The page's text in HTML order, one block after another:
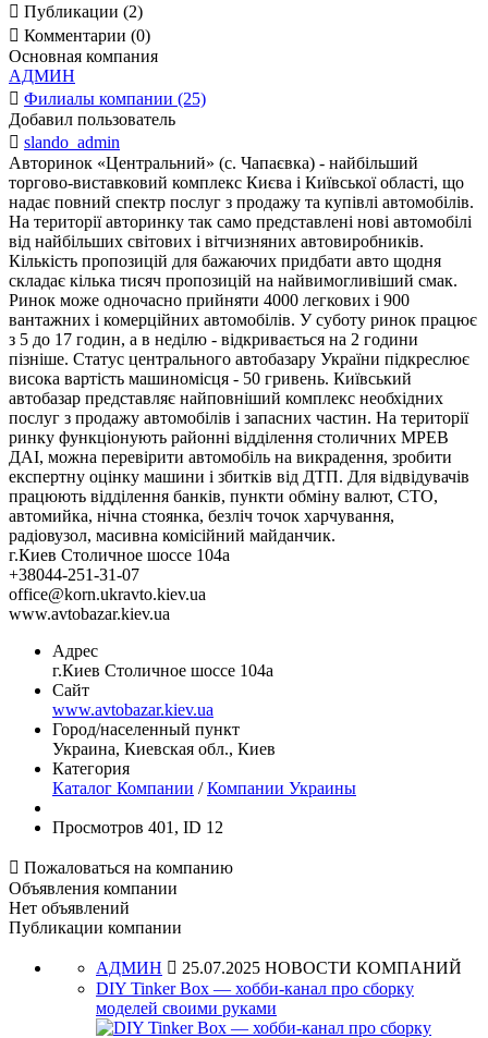
 Публикации (2)
 Комментарии (0)
Основная компания
АДМИН
 Филиалы компании (25)
Добавил пользователь
 slando_admin
Авторинок «Центральний» (с. Чапаєвка) - найбільший
торгово-виставковий комплекс Києва і Київської області, що
надає повний спектр послуг з продажу та купівлі автомобілів.
На території авторинку так само представлені нові автомобілі
від найбільших світових і вітчизняних автовиробників.
Кількість пропозицій для бажаючих придбати авто щодня
складає кілька тисяч пропозицій на найвимогливіший смак.
Ринок може одночасно прийняти 4000 легкових і 900
вантажних і комерційних автомобілів. У суботу ринок працює
з 5 до 17 годин, а в неділю - відкривається на 2 години
пізніше. Статус центрального автобазару України підкреслює
висока вартість машиномісця - 50 гривень. Київський
автобазар представляє найповніший комплекс необхідних
послуг з продажу автомобілів і запасних частин. На території
ринку функціонують районні відділення столичних МРЕВ
ДАІ, можна перевірити автомобіль на викрадення, зробити
експертну оцінку машини і збитків від ДТП. Для відвідувачів
працюють відділення банків, пункти обміну валют, СТО,
автомийка, нічна стоянка, безліч точок харчування,
радіовузол, масивна комісійний майданчик.
г.Киев Столичное шоссе 104а
+38044-251-31-07
office@korn.ukravto.kiev.ua
www.avtobazar.kiev.ua
Адрес
г.Киев Столичное шоссе 104а
Сайт
www.avtobazar.kiev.ua
Город/населенный пункт
Украина, Киевская обл., Киев
Категория
Каталог Компании /Компании Украины
Просмотров 401, ID 12
 Пожаловаться на компанию
Объявления компании
Нет объявлений
Публикации компании
АДМИН  25.07.2025 НОВОСТИ КОМПАНИЙ
DIY Tinker Box — хобби-канал про сборку
моделей своими руками